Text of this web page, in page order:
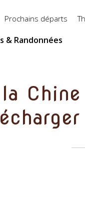
Menu
Prochains départs
& Randonnées